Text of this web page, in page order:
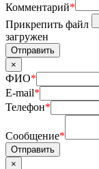
Комментарий*
Прикрепить файл
загружен
×
ФИО*
E-mail*
Телефон*
Сообщение*
×